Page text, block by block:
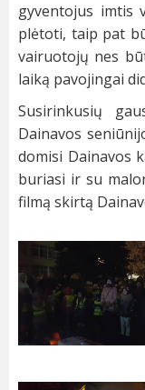
gyventojus imtis
plėtoti, taip pat
vairuotojų nes
laiką pavojingai
Susirinkusių
Dainavos
domisi Dainavos
buriasi ir su
filmą skirtą